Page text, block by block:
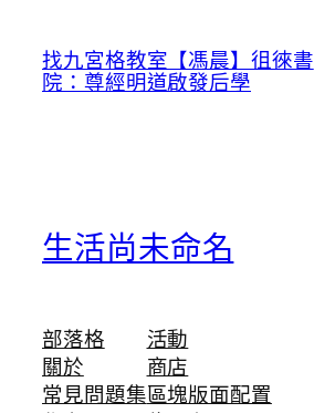
找九宮格教室【馮晨】徂徠書
院：尊經明道啟發后學
生活尚未命名
部落格
關於
常見問題集
活動
商店
區塊版面配置